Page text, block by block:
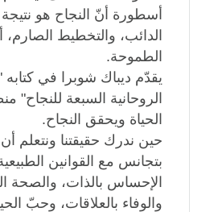
أسطورة أنّ النجاح هو
الدائب، والتخطيط الصارم،
الطموحة.
يقدّم ديباك شوبرا في كتابه
الروحانية السبعة للنجاح"
الحياة ويحقق النجاح.
حين ندرك حقيقتنا ونتعلم
بتجانس مع القوانين
الإحساس بالذات، والصحة
والوفاء بالعلاقات، وحبّ